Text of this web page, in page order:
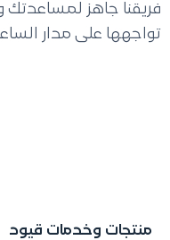
فريقنا جاهز
تواجهها على مدار
منتجات وخدمات قيود